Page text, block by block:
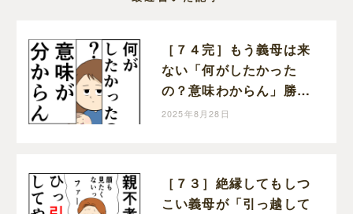
［７４完］もう義母は来
ない「何がしたかった
の？意味わからん」勝っ
た！クセ強義母に抗う嫁
2025年8月28日
［７３］絶縁してもしつ
こい義母が「引っ越して